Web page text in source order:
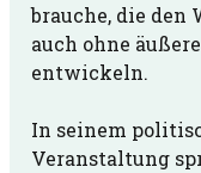
brauche, die
auch ohne
entwickeln.
In seinem
Veranstaltung